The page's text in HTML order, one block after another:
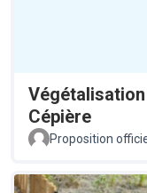
Cépière
Proposition